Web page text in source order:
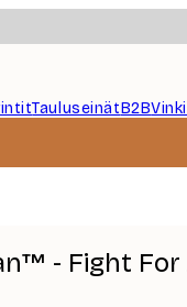
TauluseinätB2B
- Fight For